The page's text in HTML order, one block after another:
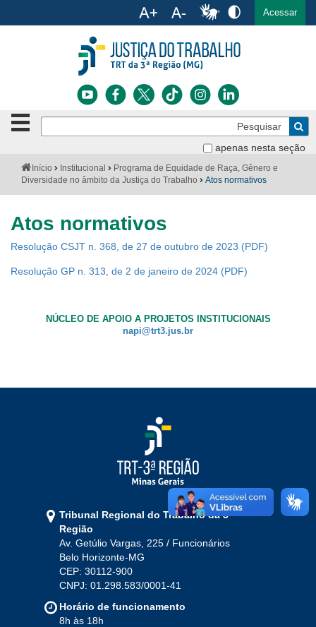
Ir para o menu Ir para a busca Ir para o rodapé
Acessar
apenas nesta seção
Botão
de
clique
ou
fechar
o
Notícias
Serviços
Jurisprudência
Transparência
Você
está
Início Institucional
Programa de Equidade de Raça, Gênero e
Diversidade no âmbito da Justiça do Trabalho
Atos normativos
Atos normativos
Resolução CSJT n. 368, de 27 de outubro de 2023
Resolução GP n. 313, de 2 de janeiro de 2024
NÚCLEO DE APOIO A PROJETOS INSTITUCIONAIS
napi@trt3.jus.br
Tribunal Regional do Trabalho da 3ª
Região
Av. Getúlio Vargas, 225 / Funcionários
Belo Horizonte-MG
CEP: 30112-900
CNPJ: 01.298.583/0001-41
Horário de funcionamento
8h às 18h